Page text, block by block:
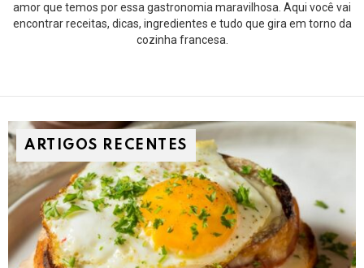
amor que temos por essa gastronomia maravilhosa. Aqui você vai
encontrar receitas, dicas, ingredientes e tudo que gira em torno da
cozinha francesa.
ARTIGOS RECENTES